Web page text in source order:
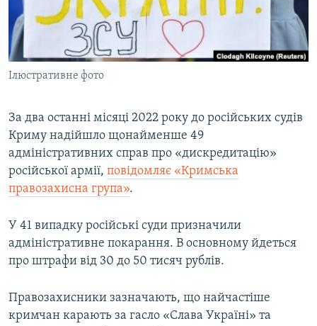
СВІДЧЕННЯ ОКУПАЦІЇ
УКРАЇНСЬКА ПРОБЛЕМА КРИМУ
ІНФОГРАФІКА
Qırımtatar
ДОЛУЧАЙСЯ!
Усі сайти RFE/RL
Ілюстративне фото
За два останні місяці 2022 року до російських судів
Криму надійшло щонайменше 49
адміністративних справ про «дискредитацію»
російської армії, повідомляє «Кримська
правозахисна група».
У 41 випадку російські суди призначили
адміністративне покарання. В основному йдеться
про штрафи від 30 до 50 тисяч рублів.
Правозахисники зазначають, що найчастіше
кримчан карають за гасло «Слава Україні» та